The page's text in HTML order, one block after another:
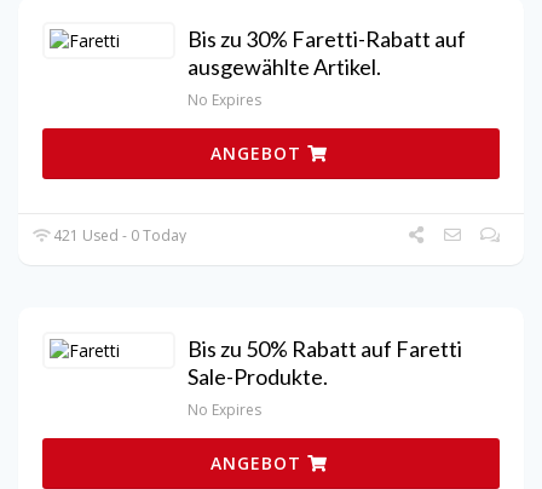
Bis zu 30% Faretti-Rabatt auf
ausgewählte Artikel.
No Expires
ANGEBOT
421 Used - 0 Today
Bis zu 50% Rabatt auf Faretti
Sale-Produkte.
No Expires
ANGEBOT